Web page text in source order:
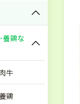
養鶏な
肉牛
養鶏